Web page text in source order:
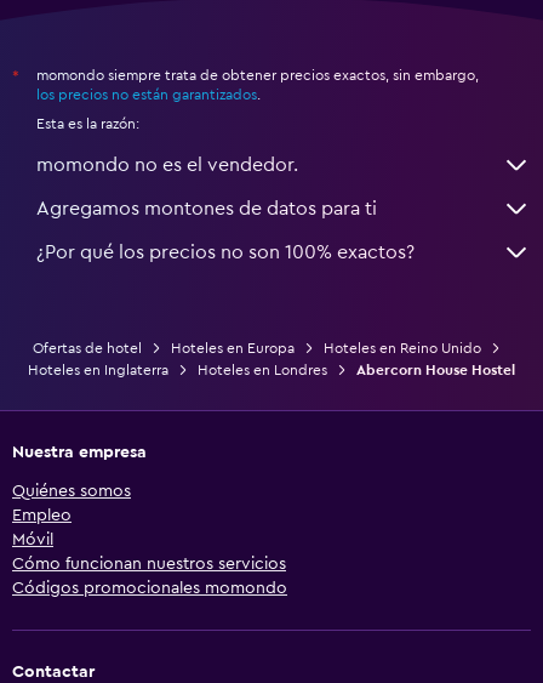
*
momondo siempre trata de obtener precios exactos, sin embargo,
los precios no están garantizados
Esta es la razón:
momondo no es el vendedor.
Agregamos montones de datos para ti
¿Por qué los precios no son 100% exactos?
Ofertas de hotel Hoteles en Europa
Hoteles en Reino Unido
Hoteles en Inglaterra
Hoteles en Londres Abercorn House Hostel
Nuestra empresa
Quiénes somos
Empleo
Móvil
Cómo funcionan nuestros servicios
Códigos promocionales momondo
Contactar